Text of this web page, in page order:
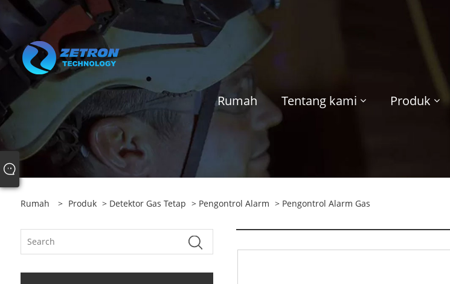
Rumah Tentang kami Produk
Rumah > Produk > Detektor Gas Tetap > Pengontrol Alarm > Pengontrol Alarm Gas